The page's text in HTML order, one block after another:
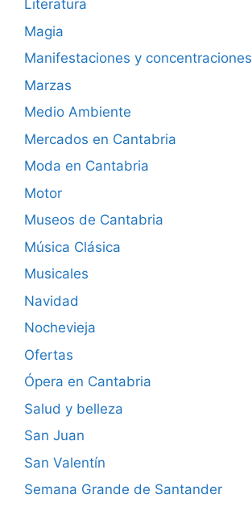
Literatura
Magia
Manifestaciones y concentraciones
Marzas
Medio Ambiente
Mercados en Cantabria
Moda en Cantabria
Motor
Museos de Cantabria
Música Clásica
Musicales
Navidad
Nochevieja
Ofertas
Ópera en Cantabria
Salud y belleza
San Juan
San Valentín
Semana Grande de Santander